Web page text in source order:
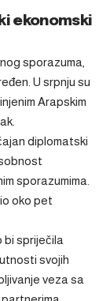
ekonomski
sporazuma,
U srpnju su
Arapskim
diplomatski
sporazumima.
oko pet
bi spriječila
svojih
veza sa